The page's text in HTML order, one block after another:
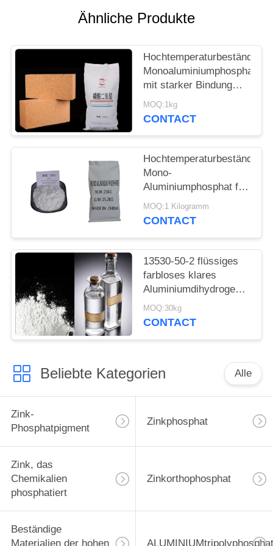
Ähnliche Produkte
Hochtemperaturbeständiges
Monoaluminiumphosphat
mit starker Bindung
MOQ:1kg
CONTACT
Hochtemperaturbeständiges
Mono-
Aluminiumphosphat für
hochtemperaturförmige
Zementstoffe
MOQ:1 Kilogramm
CONTACT
13530-50-2 flüssiges
farbloses klares
Aluminiumdihydrogen-
Triphosphat
MOQ:30kg
CONTACT
Beliebte Kategorien Alle
Zink-
Phosphatpigment
Zinkphosphat
Zink, das
Chemikalien
phosphatiert
Zinkorthophosphat
Beständige
Materialien der hohen
ALUMINIUMtripolyphosphat